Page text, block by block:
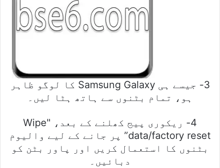
3- جیسے ہی Samsung Galaxy کا لوگو ظاہر
ہو، تمام بٹنوں سے ہاتھ ہٹا لیں۔
4- ریکوری پیج کھلنے کے بعد، "Wipe
data/factory reset” پر جانے کے لیے والیوم
بٹنوں کا استعمال کریں اور پاور بٹن کو
دبائیں۔